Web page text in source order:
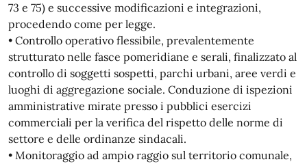
73 e 75) e successive modificazioni e integrazioni,
procedendo come per legge.
• Controllo operativo flessibile, prevalentemente
strutturato nelle fasce pomeridiane e serali, finalizzato al
controllo di soggetti sospetti, parchi urbani, aree verdi e
luoghi di aggregazione sociale. Conduzione di ispezioni
amministrative mirate presso i pubblici esercizi
commerciali per la verifica del rispetto delle norme di
settore e delle ordinanze sindacali.
• Monitoraggio ad ampio raggio sul territorio comunale,